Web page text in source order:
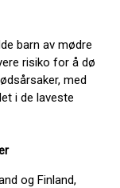
barn av mødre
risiko for å dø
med
i de laveste
og Finland,